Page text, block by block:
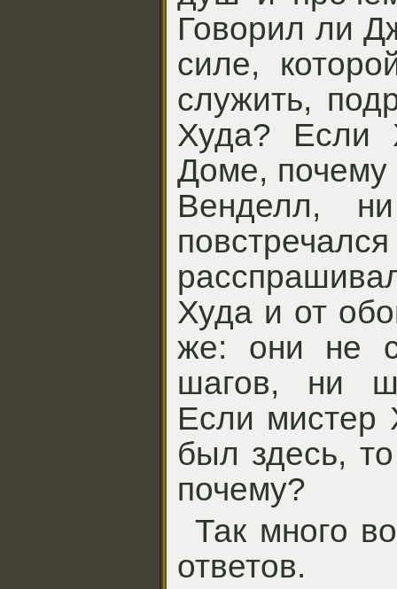
Говорил ли
силе,
служить,
Худа? Если
Доме, почему
Венделл,
Худа и от
же: они не
шагов, ни
Если мистер
был здесь,
почему?
Так много
ответов.